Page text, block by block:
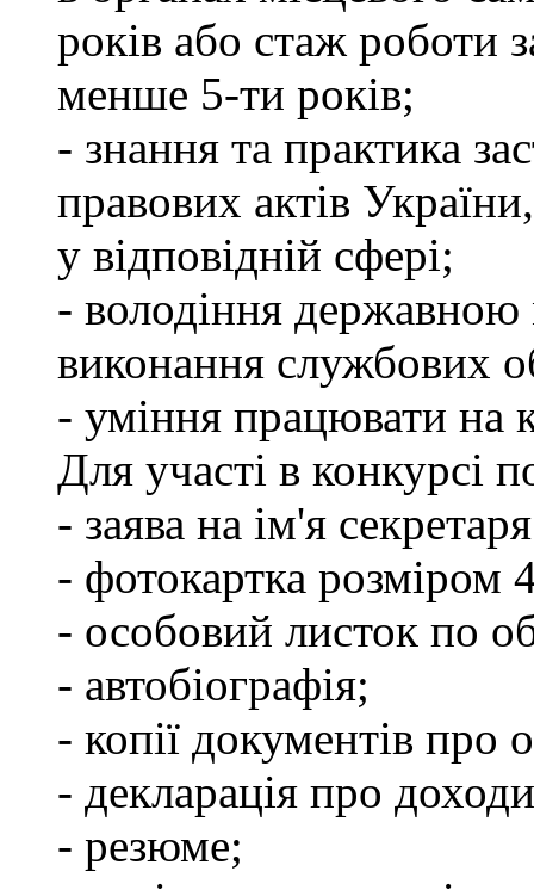
років або стаж роботи
менше 5-ти років;
- знання та практика
правових актів
у відповідній сфері;
- володіння державною
виконання службових
- уміння працювати на
Для участі в конкурсі
- заява на ім'я
- фотокартка розміром
- особовий листок по
- автобіографія;
- копії документів про
- декларація про
- резюме;